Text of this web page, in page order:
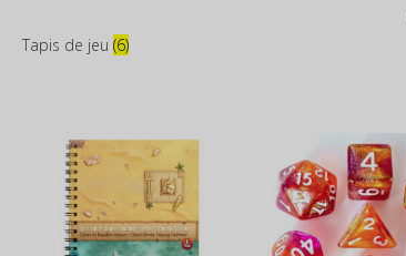
Tapis de jeu (6)